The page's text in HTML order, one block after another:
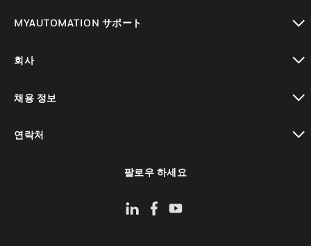
MYAUTOMATION サポート
회사
채용 정보
연락처
팔로우 하세요